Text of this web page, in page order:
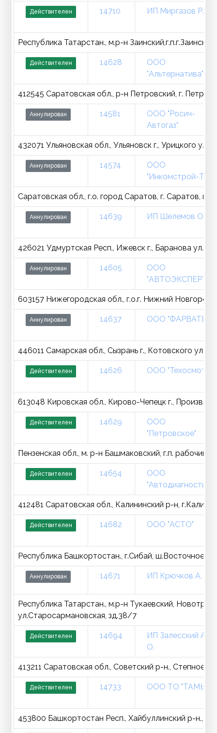
Действителен 14710 ИП Миргазов Р. И.
Республика Татарстан., м.р-н Заинский,г.п.г.Заинск,
Действителен 14628
ООО
"Альтернатива"
412545 Саратовская обл., р-н Петровский, г.
Аннулирован 14581
ООО "Росич-
Автогаз"
432071 Ульяновская обл., Ульяновск г., Урицкого ул.,
Аннулирован 14574
ООО
"Инкомстрой-ТО"
Саратовская обл., г.о. город Саратов, г. Саратов,
Аннулирован 14639 ИП Шелемов О. Ю.
426021 Удмуртская Респ., Ижевск г., Баранова ул.,
Аннулирован 14605
ООО
"АВТОЭКСПЕРТ+"
603157 Нижегородская обл., г.о.г. Нижний
Аннулирован 14637 ООО "ФАРВАТЕР"
446011 Самарская обл., Сызрань г., Котовского ул.,
Действителен 14626 ООО "Техосмотр"
613048 Кировская обл., Кирово-Чепецк г.,
Действителен 14629
ООО
"Петровское"
Пензенская обл., м. р-н Башмаковский, г.п. рабочий
Действителен 14654
ООО
"Автодиагностика"
412481 Саратовская обл., Калининский р-н,
Действителен 14682 ООО "АСТО"
Республика Башкортостан., г.Сибай, ш.Восточное,
Аннулирован 14671 ИП Крючков А. М.
Республика Татарстан., м.р-н Тукаевский,
ул.Старосармановская, зд.38/7
Действителен 14694
ИП Залесский А.
О.
413211 Саратовская обл., Советский р-н., Степное
Действителен 14733 ООО ТО "ТАМЫР"
453800 Башкортостан Респ., Хайбуллинский р-н.,